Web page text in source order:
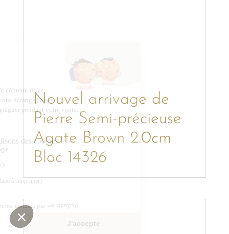
Nouvel arrivage de
Pierre Semi-précieuse
Agate Brown 2.0cm
Bloc 14326